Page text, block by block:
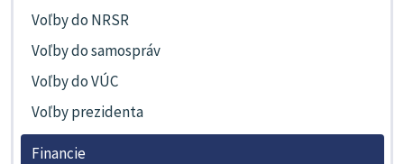
Voľby do NRSR
Voľby do samospráv
Voľby do VÚC
Voľby prezidenta
Financie